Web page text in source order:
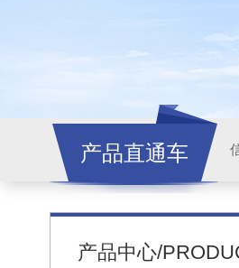
产品直通车
产品中心/